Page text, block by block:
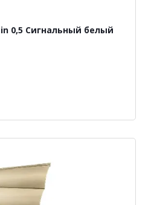
0,5 Сигнальный белый